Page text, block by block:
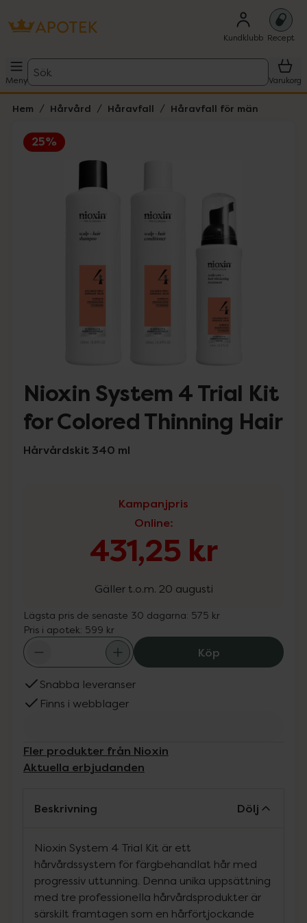
Kundklubb Recept
Meny
Sök
Varukorg
Hem Hårvård Håravfall Håravfall för män
25%
Nioxin System 4 Trial Kit
for Colored Thinning Hair
Hårvårdskit 340 ml
Kampanjpris
Online:
431,25 kr
Gäller t.o.m. 20 augusti
Lägsta pris de senaste 30 dagarna: 575 kr
Pris i apotek: 599 kr
KöpNioxin System
Snabba leveranser
Finns i webblager
Fler produkter från Nioxin
Aktuella erbjudanden
Beskrivning Dölj
Nioxin System 4 Trial Kit är ett
hårvårdssystem för färgbehandlat hår med
progressiv uttunning. Denna unika uppsättning
med tre professionella hårvårdsprodukter är
särskilt framtagen som en hårförtjockande